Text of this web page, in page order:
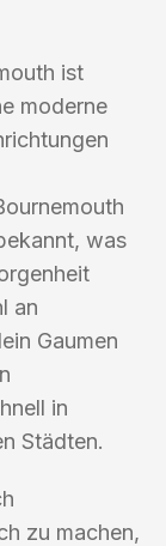
ist
moderne
was
an
Gaumen
in
Städten.
zu machen,